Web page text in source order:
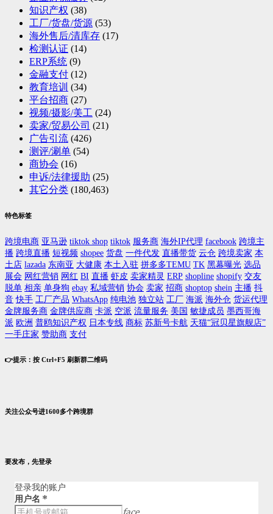
知识产权 (38)
工厂/货盘/货源 (53)
海外售后/清库存 (17)
检测认证 (14)
ERP系统 (9)
金融支付 (12)
教育培训 (34)
平台招商 (27)
视频/摄影/美工 (24)
卖家/贸易公司 (21)
广告引流 (426)
测评/涮单 (54)
商协会 (16)
申诉/法律援助 (25)
其它分类 (180,463)
特色标签
跨境电商 亚马逊 tiktok shop tiktok 服务商 海外IP代理 facebook 跨境主
播 跨境直播 短视频 shopee 货盘 一件代发 直播带货 云仓 跨境卖家 本
土店 lazada 东南亚 大健康 本土入驻 拼多多TEMU TK 黑幕曝光 选品
展会 网红营销 网红 BI 直播 虾皮 卖家精灵 ERP shopline shopify 交友
脱单 相亲 单身狗 ebay 私域营销 协会 卖家 招商 shoptop shein 主播 抖
音 快手 工厂产品 WhatsApp 纯电池 独立站 工厂 海派 海外仓 货运代理
金牌服务商 金牌供应商 卡派 空派 流量服务 美国 敏捷成员 墨西哥海
派 欧洲 普鸥知识产权 日本专线 商标 苏新号卡航 天猫“冠贝星旗舰店”
一手庄家 赞助商 支付
👉提示：按 Ctrl+F5 刷新群二维码
关注公众号进1600多个跨境群
要发布，先登录
登录我的账户
用户名 *